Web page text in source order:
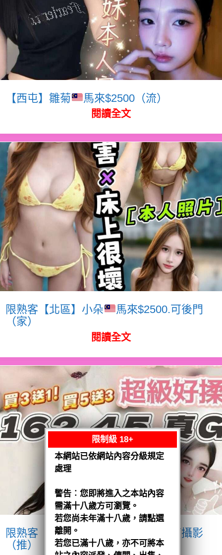
【西屯】雛菊 馬來$2500（流）
閱讀全文
限熟客【北區】小朵
馬來$2500.可後門
（家）
閱讀全文
限熟客【沙鹿】優格
越南$3200.可攝影
（推）
限制級 18+
本網站已依網站內容分級規定
處理
警告︰您即將進入之本站內容
需滿十八歲方可瀏覽。
若您尚未年滿十八歲，請點選
離開。
若您已滿十八歲，亦不可將本